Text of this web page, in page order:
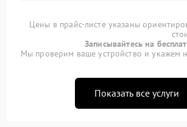
Цены в прайс-листе указаны
Записывайтесь на
Мы проверим ваше устройство и укажем
Показать все услуги